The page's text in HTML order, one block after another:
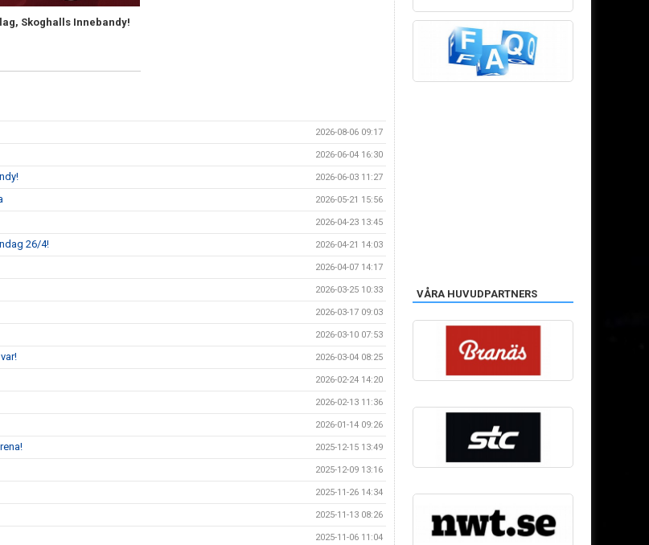
Skoghalls Innebandy!
2026-08-06 09:17
2026-06-04 16:30
2026-06-03 11:27
2026-05-21 15:56
2026-04-23 13:45
26/4! 2026-04-21 14:03
2026-04-07 14:17
2026-03-25 10:33
2026-03-17 09:03
2026-03-10 07:53
2026-03-04 08:25
2026-02-24 14:20
2026-02-13 11:36
2026-01-14 09:26
2025-12-15 13:49
2025-12-09 13:16
2025-11-26 14:34
2025-11-13 08:26
2025-11-06 11:04
VÅRA HUVUDPARTNERS